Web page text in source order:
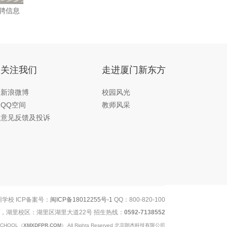
信息
关注我们
新浪微博
QQ空间
意见反馈及投诉
走进厦门新东方
校园风光
教师风采
校 ICP备案号： 闽ICP备18012255号-1 QQ：800-820-100
湖里校区：湖里区湖里大道22号 招生热线： 0592-7138552
（XMXDFPR.COM） All Rights Reserved 北京朗杰科技有限公司